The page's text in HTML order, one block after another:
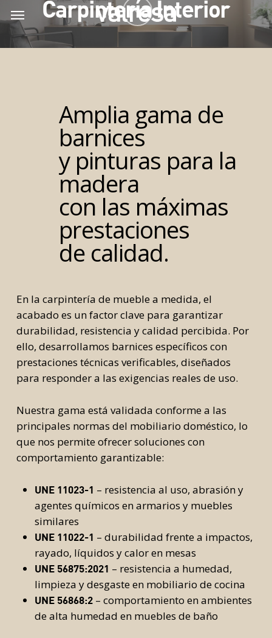
to
main
Menu Carpintería Interior
Amplia gama de
barnices
y pinturas para la
madera
con las máximas
prestaciones
de calidad.
En la carpintería de mueble a medida, el
acabado es un factor clave para garantizar
durabilidad, resistencia y calidad percibida. Por
ello, desarrollamos barnices específicos con
prestaciones técnicas verificables, diseñados
para responder a las exigencias reales de uso.
Nuestra gama está validada conforme a las
principales normas del mobiliario doméstico, lo
que nos permite ofrecer soluciones con
comportamiento garantizable:
UNE 11023-1 – resistencia al uso, abrasión y
agentes químicos en armarios y muebles
similares
UNE 11022-1 – durabilidad frente a impactos,
rayado, líquidos y calor en mesas
UNE 56875:2021 – resistencia a humedad,
limpieza y desgaste en mobiliario de cocina
UNE 56868:2– comportamiento en ambientes
de alta humedad en muebles de baño
Menu